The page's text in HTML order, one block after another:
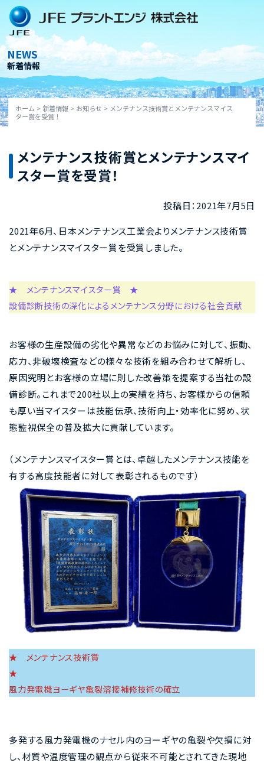
Skip
content
NEWS
新着情報
ホーム >新着情報 > お知らせ > メンテナンス技術賞とメンテナンスマイス
ター賞を受賞！
メンテナンス技術賞とメンテナンスマイ
スター賞を受賞！
投稿日：2021年7月5日
2021年6月、日本メンテナンス工業会よりメンテナンス技術賞
とメンテナンスマイスター賞を受賞しました。
★ メンテナンスマイスター賞 ★
設備診断技術の深化によるメンテナンス分野における社会貢献
お客様の生産設備の劣化や異常などのお悩みに対して、振動、
応力、非破壊検査などの様々な技術を組み合わせて解析し、
原因究明とお客様の立場に則した改善策を提案する当社の設
備診断。これまで200社以上の実績を持ち、お客様からの信頼
も厚い当マイスターは技能伝承、技術向上・効率化に努め、状
態監視保全の普及拡大に貢献しています。
（メンテナンスマイスター賞とは、卓越したメンテナンス技能を
有する高度技能者に対して表彰されるものです）
★ メンテナンス技術賞
風力発電機ヨーギヤ亀裂溶接補修技術の確立
多発する風力発電機のナセル内のヨーギヤの亀裂や欠損に対
し、材質や温度管理の観点から従来不可能とされてきた現地